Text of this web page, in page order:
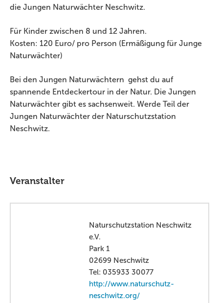
die Jungen Naturwächter Neschwitz.
Für Kinder zwischen 8 und 12 Jahren.
Kosten: 120 Euro/ pro Person (Ermäßigung für Junge
Naturwächter)
Bei den Jungen Naturwächtern gehst du auf
spannende Entdeckertour in der Natur. Die Jungen
Naturwächter gibt es sachsenweit. Werde Teil der
Jungen Naturwächter der Naturschutzstation
Neschwitz.
Veranstalter
Naturschutzstation Neschwitz
e.V.
Park 1
02699 Neschwitz
Tel: 035933 30077
http://www.naturschutz-
neschwitz.org/